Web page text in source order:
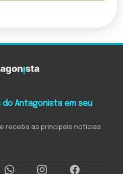
Antagonista em seu
receba as principais notícias